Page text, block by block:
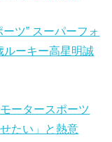
ツ” スーパーフォ
ーキー高星明誠
ータースポーツ
たい」と熱意